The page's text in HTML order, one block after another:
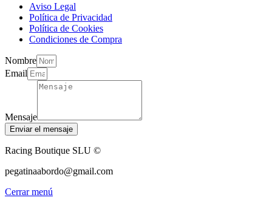
Aviso Legal
Política de Privacidad
Política de Cookies
Condiciones de Compra
Nombre
Email
Mensaje
Enviar el mensaje
Racing Boutique SLU ©
pegatinaabordo@gmail.com
Cerrar menú